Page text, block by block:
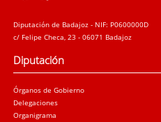
Diputación de Badajoz - NIF: P0600000D
c/ Felipe Checa, 23 - 06071 Badajoz
Diputación
Órganos de Gobierno
Delegaciones
Organigrama